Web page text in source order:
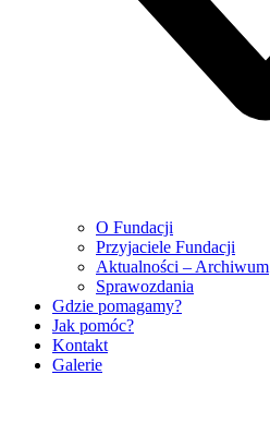
O Fundacji
Przyjaciele Fundacji
Aktualności – Archiwum
Sprawozdania
Gdzie pomagamy?
Jak pomóc?
Kontakt
Galerie